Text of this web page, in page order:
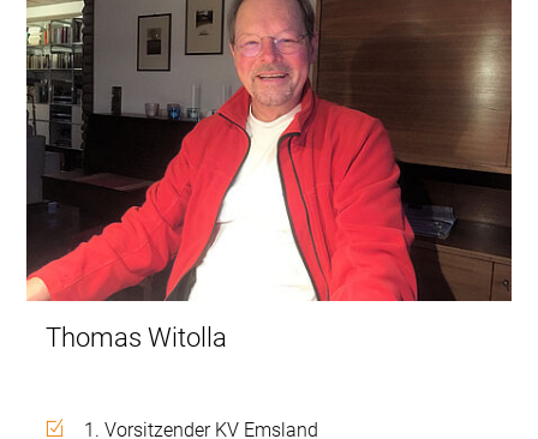
Thomas Witolla
1. Vorsitzender KV Emsland